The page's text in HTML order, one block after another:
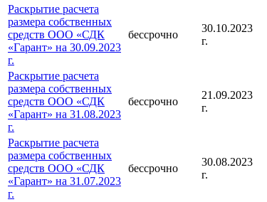
Раскрытие расчета
размера собственных
средств ООО «СДК
«Гарант» на 30.09.2023
г.
бессрочно
30.10.2023
г.
Раскрытие расчета
размера собственных
средств ООО «СДК
«Гарант» на 31.08.2023
г.
бессрочно
21.09.2023
г.
Раскрытие расчета
размера собственных
средств ООО «СДК
«Гарант» на 31.07.2023
г.
бессрочно
30.08.2023
г.